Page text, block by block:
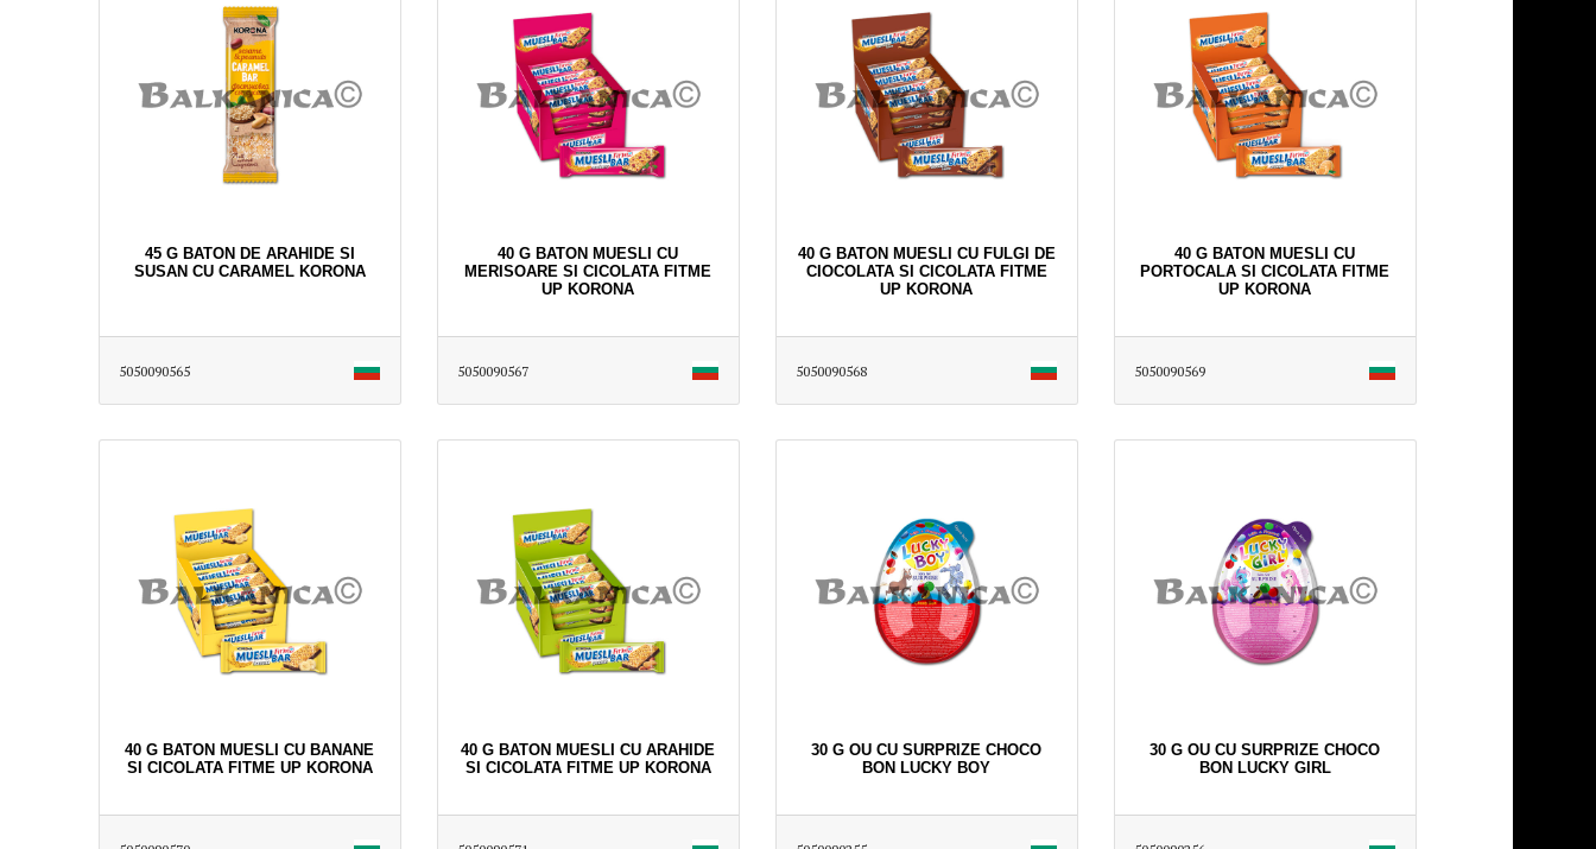
45 G BATON DE ARAHIDE SI
SUSAN CU CARAMEL KORONA
5050090565
40 G BATON MUESLI CU
MERISOARE SI CICOLATA FITME
UP KORONA
5050090567
40 G BATON MUESLI CU FULGI DE
CIOCOLATA SI CICOLATA FITME
UP KORONA
5050090568
40 G BATON MUESLI CU
PORTOCALA SI CICOLATA FITME
UP KORONA
5050090569
40 G BATON MUESLI CU BANANE
SI CICOLATA FITME UP KORONA
40 G BATON MUESLI CU ARAHIDE
SI CICOLATA FITME UP KORONA
30 G OU CU SURPRIZE CHOCO
BON LUCKY BOY
30 G OU CU SURPRIZE CHOCO
BON LUCKY GIRL